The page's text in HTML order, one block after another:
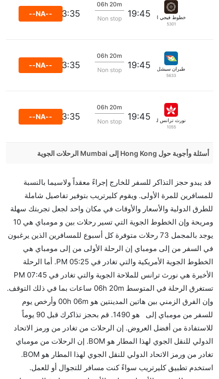
خطوط فيجي الجوية
5301
19:45
06h 20m
Non stop
23:35
--NA--
طيران سيشل
5633
19:45
06h 20m
Non stop
23:35
--NA--
نورث ترانس للملاحة الجوية
1055
19:45
06h 20m
Non stop
23:35
--NA--
أسئلة وأجوبة حول Hong Kong إلى Mumbai الرحلات الجوية
مباشرة من إلىمومباي مما تستغرقه الخطوط الجوية
الأخرى؟
نعم. توفر كل من Thai Airways أسرع رحلات الطيران على
هذا الطريق،
هل توفر شركات الطيران مساحة إضافية للنوم؟
كثير من خطوط طيران درجة رجال الأعمال توفر مساحة
إضافية للنوم.
هل يمكنني حمل طعامي الخاص؟
نعم، يمكنك حمل طعامك الخاص، و لكن يجب أن يكون معبئا
بشكل جيد.
هل سيقدم لي الكحول على متن رحلة من إلى مومباي؟
لا تقدم شركة الطيران الكحول على متن رحلة داخلية. يتم
تقديم الكحول على متن الرحلات الدولية فقط.
ما متوسط أسعار رحلة الدرجة الاقتصادية من إلى مومباي؟
قد يبدو حجز التذاكر للسفر للخارج إجراءً معقداً ولاسيما بالنسبة
للمسافرين للمرة الأولى. ويقوم كليرتريب بتوفير تفاصيل شاملة
للطرق الدولية والأسعار والأوقات في مكان واحد لجعل تجربتك سهلة
ومريحة وإن الخطوط الجوية التي تسير رحلات بين و مومباي هي 10
يوجد بالمجمل 73 رحلات متوفرة كل أسبوع للمسافرين الذين يرغبون
في السفر من إلى مومباي إن الرحلة الأولى من إلى مومباي هي
الخطوط الجوية الأمريكية والتي تغادر في 05:25 PM. أما الرحلة
الأخيرة هي نورث ترانس للملاحة الجوية والتي تغادر في 07:45 PM
تستغرق الرحلة في المتوسط 06h 20m ساعات بما في ذلك التوقف.
وإن الفرق الزمني بين هاتين المدينتين هو 00h 06m وأرخص يوم
للسفر من مومباي إلى هو 1490. قم بحجز تذاكرك قبل 90 يوماً
للاستفادة من أفضل العروض. إن الرحلات من تغادر من ورمز الاتحاد
الدولي للنقل الجوي لهذا المطار هو BOM. إن الرحلات من مومباي
تغادر من ورمز الاتحاد الدولي للنقل الجوي لهذا المطار هو BOM.
استخدم تطبيق كليرتريب سواءً كنت مسافر للتجوال أو للعمل.